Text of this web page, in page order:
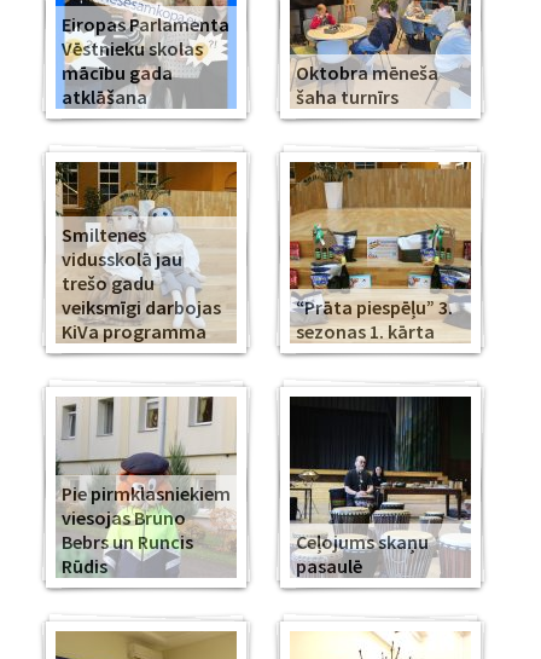
Eiropas Parlamenta
Vēstnieku skolas
mācību gada
atklāšana
Oktobra mēneša
šaha turnīrs
Smiltenes
vidusskolā jau
trešo gadu
veiksmīgi darbojas
KiVa programma
“Prāta piespēļu” 3.
sezonas 1. kārta
Pie pirmklasniekiem
viesojas Bruno
Bebrs un Runcis
Rūdis
Ceļojums skaņu
pasaulē